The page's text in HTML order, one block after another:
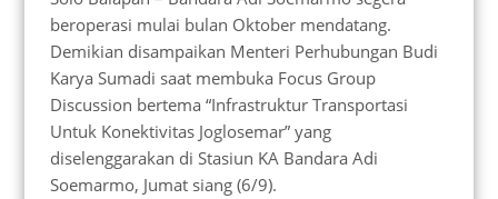
beroperasi mulai bulan Oktober mendatang.
Demikian disampaikan Menteri Perhubungan Budi
Karya Sumadi saat membuka Focus Group
Discussion bertema “Infrastruktur Transportasi
Untuk Konektivitas Joglosemar” yang
diselenggarakan di Stasiun KA Bandara Adi
Soemarmo, Jumat siang (6/9).